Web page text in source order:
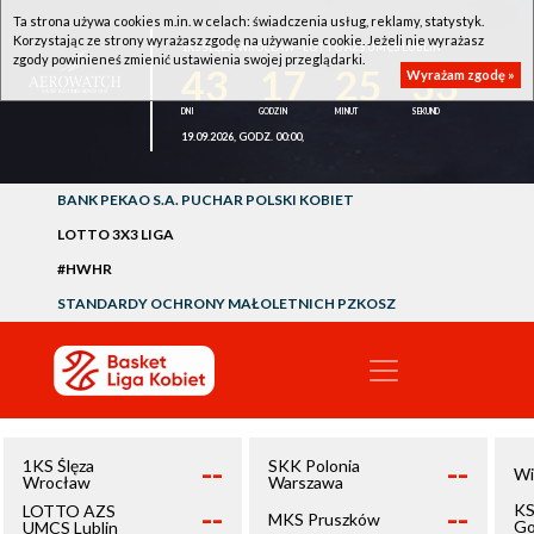
1KS ŚLĘZA WROCŁAW - LOTTO AZS UMCS LUBLIN
32
19.09.2026, GODZ. 00:00,
BANK PEKAO S.A. PUCHAR POLSKI KOBIET
LOTTO 3X3 LIGA
#HWHR
STANDARDY OCHRONY MAŁOLETNICH PZKOSZ
1KS Ślęza
Wrocław
--
LOTTO AZS
UMCS Lublin
--
SKK Polonia
Warszawa
--
MKS Pruszków --
Ta strona używa cookies m.in. w celach: świadczenia usług, reklamy, statystyk.
Korzystając ze strony wyrażasz zgodę na używanie cookie. Jeżeli nie wyrażasz
zgody powinieneś zmienić ustawienia swojej przeglądarki.
Wyrażam zgodę »